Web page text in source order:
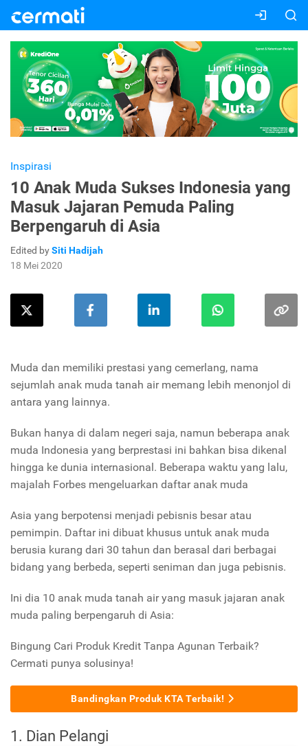
Inspirasi
10 Anak Muda Sukses Indonesia yang
Masuk Jajaran Pemuda Paling
Berpengaruh di Asia
Edited bySiti Hadijah
18 Mei 2020
Muda dan memiliki prestasi yang cemerlang, nama
sejumlah anak muda tanah air memang lebih menonjol di
antara yang lainnya.
Bukan hanya di dalam negeri saja, namun beberapa anak
muda Indonesia yang berprestasi ini bahkan bisa dikenal
hingga ke dunia internasional. Beberapa waktu yang lalu,
majalah Forbes mengeluarkan daftar anak muda
Asia yang berpotensi menjadi pebisnis besar atau
pemimpin. Daftar ini dibuat khusus untuk anak muda
berusia kurang dari 30 tahun dan berasal dari berbagai
bidang yang berbeda, seperti seniman dan juga pebisnis.
Ini dia 10 anak muda tanah air yang masuk jajaran anak
muda paling berpengaruh di Asia:
Bingung Cari Produk Kredit Tanpa Agunan Terbaik?
Cermati punya solusinya!
Bandingkan Produk KTA Terbaik!
1. Dian Pelangi